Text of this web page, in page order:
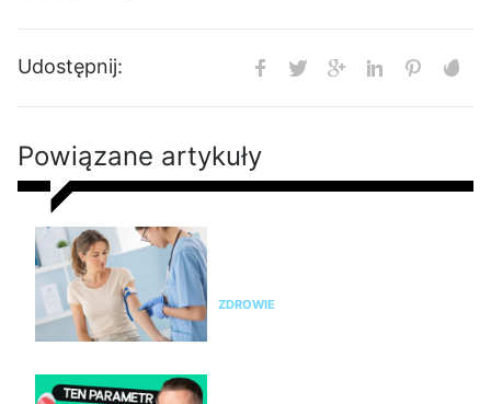
Udostępnij:
Powiązane artykuły
ZDROWIE